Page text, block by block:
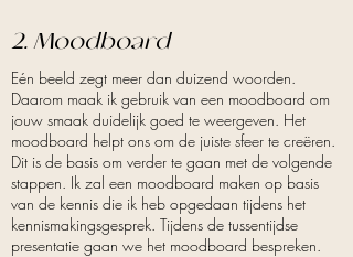
2. Moodboard
Eén beeld zegt meer dan duizend woorden.
Daarom maak ik gebruik van een moodboard om
jouw smaak duidelijk goed te weergeven. Het
moodboard helpt ons om de juiste sfeer te creëren.
Dit is de basis om verder te gaan met de volgende
stappen. Ik zal een moodboard maken op basis
van de kennis die ik heb opgedaan tijdens het
kennismakingsgesprek. Tijdens de tussentijdse
presentatie gaan we het moodboard bespreken.